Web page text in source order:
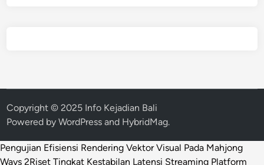
Copyright © 2025 Info Kejadian Bali
Powered byWordPress and HybridMag.
Pengujian Efisiensi Rendering Vektor Visual Pada Mahjong
Ways 2Riset Tingkat Kestabilan Latensi Streaming Platform